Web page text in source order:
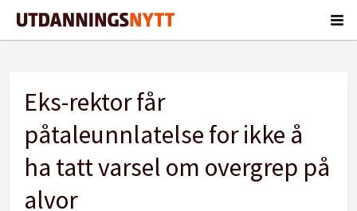
varsle
Eks-rektor får
påtaleunnlatelse for ikke å
ha tatt varsel om overgrep på
alvor